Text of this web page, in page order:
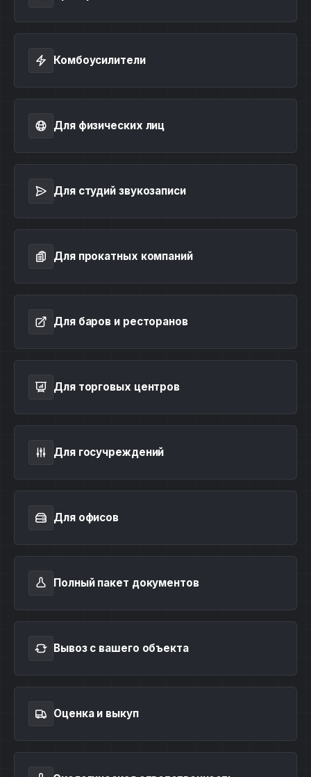
Комбоусилители
Для физических лиц
Для студий звукозаписи
Для прокатных компаний
Для баров и ресторанов
Для торговых центров
Для госучреждений
Для офисов
Полный пакет документов
Вывоз с вашего объекта
Оценка и выкуп